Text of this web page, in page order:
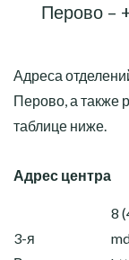
Перово –
Адреса
Перово, а
таблице ниже.
Адрес центра
3-я
8